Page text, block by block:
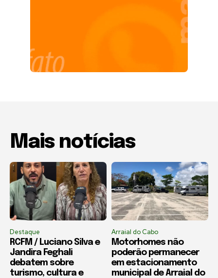
Mais notícias
Destaque
RCFM / Luciano Silva e
Jandira Feghali
debatem sobre
turismo, cultura e
Arraial do Cabo
Motorhomes não
poderão permanecer
em estacionamento
municipal de Arraial do